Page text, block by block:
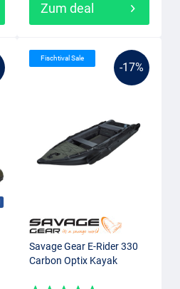
Zum deal
-17%
Fischtival Sale
Savage Gear E-Rider 330
Carbon Optix Kayak